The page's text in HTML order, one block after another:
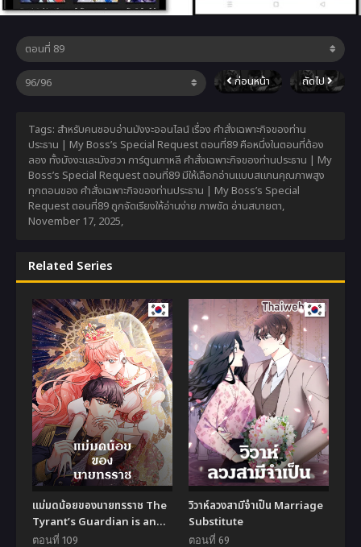
ก่อนหน้า ถัดไป
Tags: สำหรับคนชอบอ่านมังงะออนไลน์ เรื่อง คำสั่งเฉพาะกิจของท่าน
ประธาน | My Boss’s Special Request ตอนที่89 คือหนึ่งในตอนที่ต้อง
ลอง ทั้งมังงะและมังฮวา การ์ตูนเกาหลี คำสั่งเฉพาะกิจของท่านประธาน | My
Boss’s Special Request ตอนที่89 มีให้เลือกอ่านแบบสแกนคุณภาพสูง
ทุกตอนของ คำสั่งเฉพาะกิจของท่านประธาน | My Boss’s Special
Request ตอนที่89 ถูกจัดเรียงให้อ่านง่าย ภาพชัด อ่านสบายตา,
November 17, 2025,
Related Series
แม่มดน้อยของนายทรราช The
Tyrant’s Guardian is an
Evil Witch
ตอนที่ 109
วิวาห์ลวงสามีจำเป็น Marriage
Substitute
ตอนที่ 69